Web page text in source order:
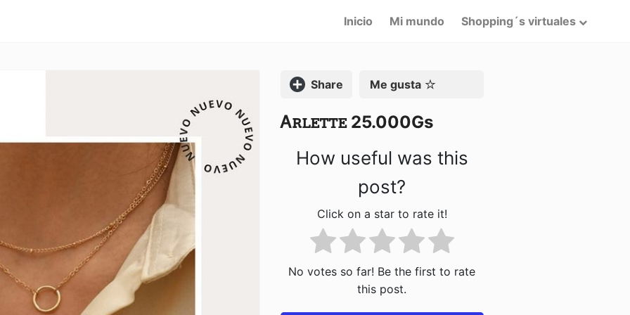
Inicio Mi mundo Shopping´s virtuales
Compartir Me gusta
Ꭺꭱꮮꭼꭲꭲꭼ 25.000Gs
How useful was this
post?
Click on a star to rate it!
No votes so far! Be the first to rate
this post.